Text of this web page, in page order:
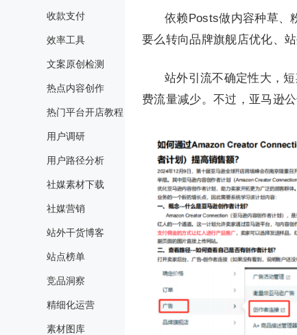
收款支付
效率工具
文案原创检测
热点内容创作
热门平台开店教程
用户调研
用户路径分析
社媒素材下载
社媒营销
站外干货博客
站点榜单
竞品洞察
精细化运营
素材图库
依赖Posts做内容种草、
要么转向品牌旗舰店优化、
站外引流不确定性大，
费流量减少。不过，亚马逊